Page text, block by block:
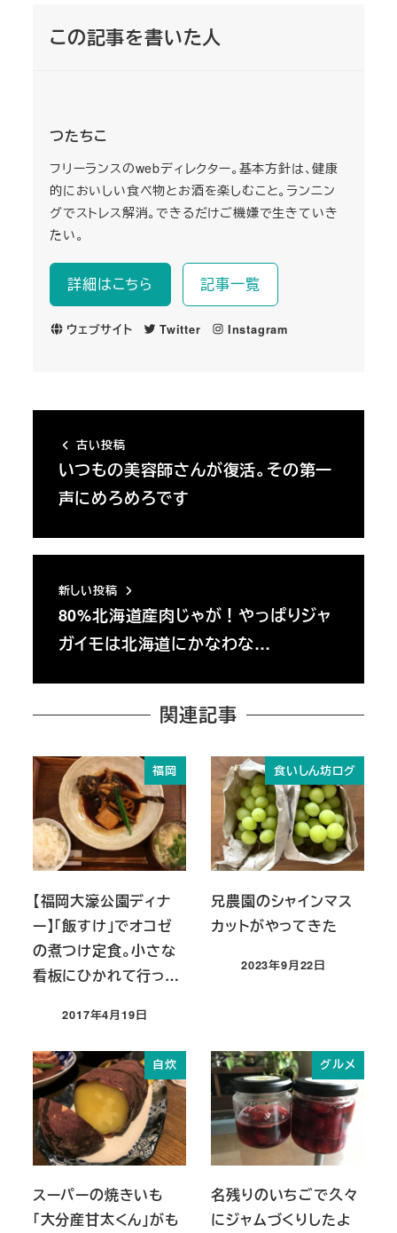
この記事を書いた人
つたちこ
フリーランスのwebディレクター。基本方針は、健康
的においしい食べ物とお酒を楽しむこと。ランニン
グでストレス解消。できるだけご機嫌で生きていき
たい。
詳細はこちら 記事一覧
ウェブサイト Twitter Instagram
古い投稿
いつもの美容師さんが復活。その第一
声にめろめろです
新しい投稿
80%北海道産肉じゃが！やっぱりジャ
ガイモは北海道にかなわな…
関連記事
福岡
【福岡大濠公園ディナ
ー】「飯すけ」でオコゼ
の煮つけ定食。小さな
看板にひかれて行っ…
投稿日
2017年4月19日
食いしん坊ログ
兄農園のシャインマス
カットがやってきた
投稿日
2023年9月22日
自炊
スーパーの焼きいも
「大分産甘太くん」がも
グルメ
名残りのいちごで久々
にジャムづくりしたよ